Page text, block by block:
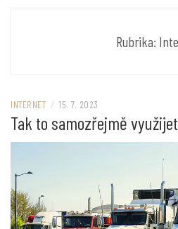
Rubrika:
INTERNET / 15. 7. 2023
Tak to samozřejmě